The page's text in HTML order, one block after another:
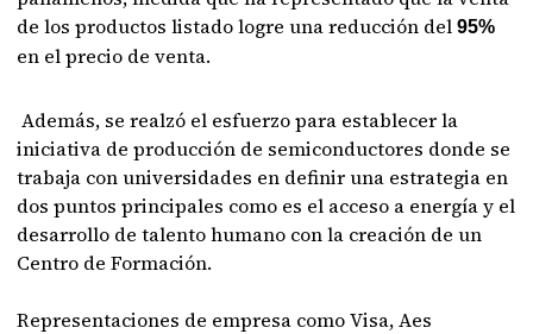
de los productos listado logre una reducción del95%
en el precio de venta.
Además, se realzó el esfuerzo para establecer la
iniciativa de producción de semiconductores donde se
trabaja con universidades en definir una estrategia en
dos puntos principales como es el acceso a energía y el
desarrollo de talento humano con la creación de un
Centro de Formación.
Representaciones de empresa como Visa, Aes